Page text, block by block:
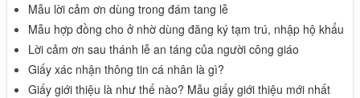
Mẫu lời cảm ơn dùng trong đám tang lễ
Mẫu hợp đồng cho ở nhờ dùng đăng ký tạm trú, nhập hộ khẩu
Lời cảm ơn sau thánh lễ an táng của người công giáo
Giấy xác nhận thông tin cá nhân là gì?
Giấy giới thiệu là như thế nào? Mẫu giấy giới thiệu mới nhất